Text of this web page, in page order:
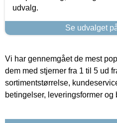
udvalg.
Se udvalget
Vi har gennemgået de mest
dem med stjerner fra 1 til 5 ud
sortimentstørrelse,
betingelser, leveringsformer